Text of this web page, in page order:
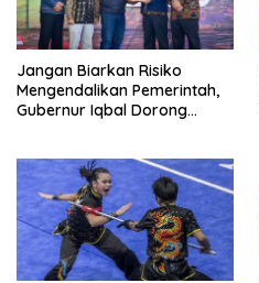
Jangan Biarkan Risiko
Mengendalikan Pemerintah,
Gubernur Iqbal Dorong